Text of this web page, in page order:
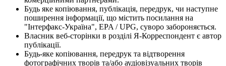
Будь яке копіювання, публікація, передрук, чи наступне
поширення інформації, що містить посилання на
"Інтерфакс-Україна", EPA / UPG, суворо забороняється.
Власник веб-сторінки в розділі Я-Корреспондент є автор
публікації.
Будь-яке копіювання, передрук та відтворення
фотографічних творів та/або аудіовізуальних творів